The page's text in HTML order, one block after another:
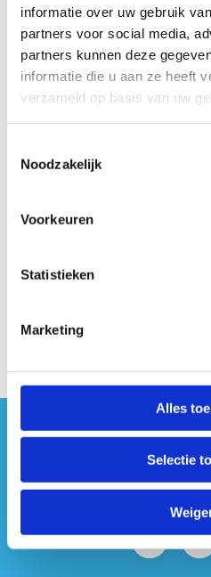
informatie over uw gebruik
partners voor social media,
partners kunnen deze
informatie die u aan ze heeft
verzameld op basis van uw
Noodzakelijk
Voorkeuren
Statistieken
Marketing
Alles
Selectie
Er zijn drie routes uitgestippeld
4,7 (groen) en 6,1 (rood) km.
de baan oversteken. Je kan de
De parcours zijn vlak en je gaat
en zandpaden die door dit
Startplaatsen
ook op